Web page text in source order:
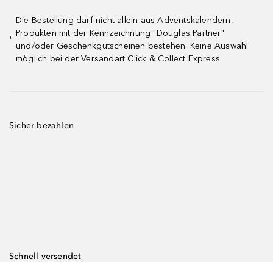
¹
Die Bestellung darf nicht allein aus Adventskalendern,
Produkten mit der Kennzeichnung "Douglas Partner"
und/oder Geschenkgutscheinen bestehen. Keine Auswahl
möglich bei der Versandart Click & Collect Express
Sicher bezahlen
Schnell versendet